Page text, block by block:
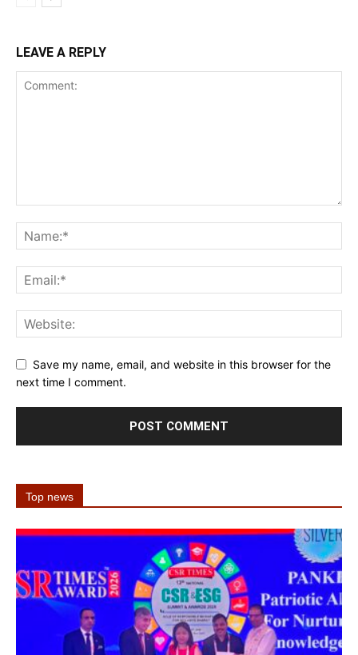
LEAVE A REPLY
Save my name, email, and website in this browser for the
next time I comment.
Top news